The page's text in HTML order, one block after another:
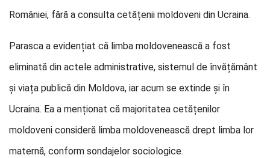
României, fără a consulta cetățenii moldoveni din Ucraina.
Parasca a evidențiat că limba moldovenească a fost
eliminată din actele administrative, sistemul de învățământ
și viața publică din Moldova, iar acum se extinde și în
Ucraina. Ea a menționat că majoritatea cetățenilor
moldoveni consideră limba moldovenească drept limba lor
maternă, conform sondajelor sociologice.